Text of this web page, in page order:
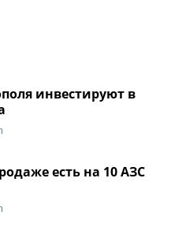
инвестируют в
есть на 10 АЗС